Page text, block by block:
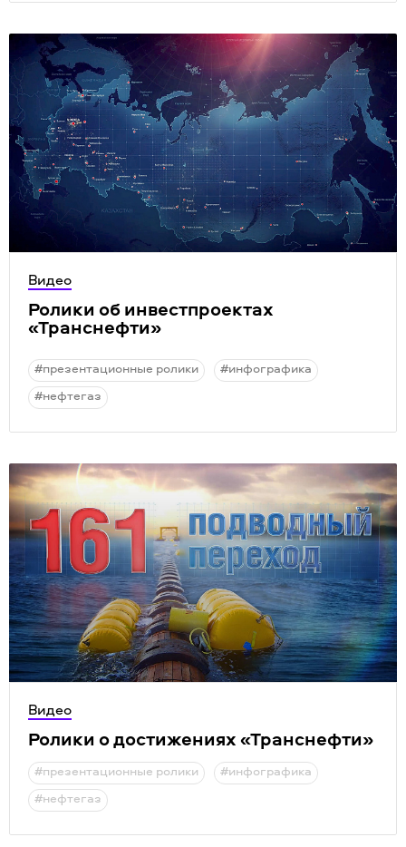
Видео
Ролики об инвестпроектах
«Транснефти»
#презентационные ролики
#инфографика
#нефтегаз
Видео
Ролики о достижениях «Транснефти»
#презентационные ролики
#инфографика
#нефтегаз